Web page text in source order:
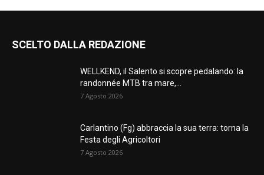
SCELTO DALLA REDAZIONE
WELLKEND, il Salento si scopre pedalando: la
randonnée MTB tra mare,...
7 Agosto 2026
Carlantino (Fg) abbraccia la sua terra: torna la
Festa degli Agricoltori
7 Agosto 2026